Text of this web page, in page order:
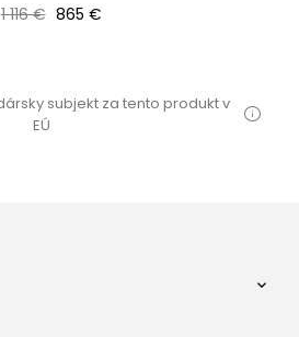
Bežná cena
1 116 € Cena
865 €
subjekt za tento produkt v
EÚ
